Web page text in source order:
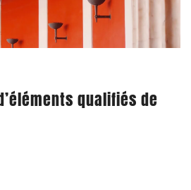
qualifiés de
et droit du travail
collectivités